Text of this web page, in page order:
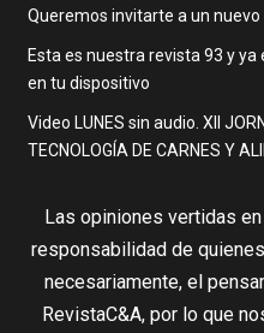
Queremos invitarte a un nuevo
Esta es nuestra revista 93 y
en tu dispositivo
Video LUNES sin audio. XII
TECNOLOGÍA DE CARNES Y
Las opiniones vertidas
responsabilidad de
necesariamente, el
RevistaC&A, por lo que